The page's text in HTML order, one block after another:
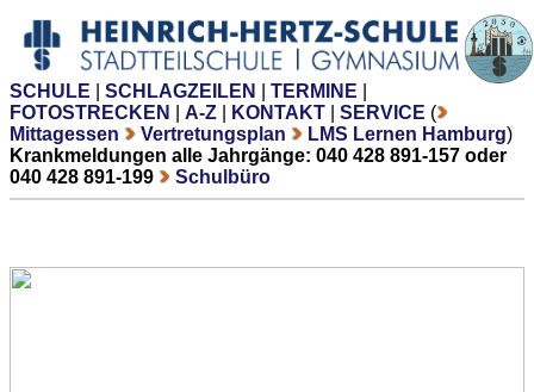
SCHULE SCHLAGZEILEN TERMINE
FOTOSTRECKEN
A-Z KONTAKT SERVICE (
Mittagessen
Vertretungsplan LMS Lernen Hamburg)
Krankmeldungen alle Jahrgänge: 040 428 891-157 oder
040 428 891-199
Schulbüro